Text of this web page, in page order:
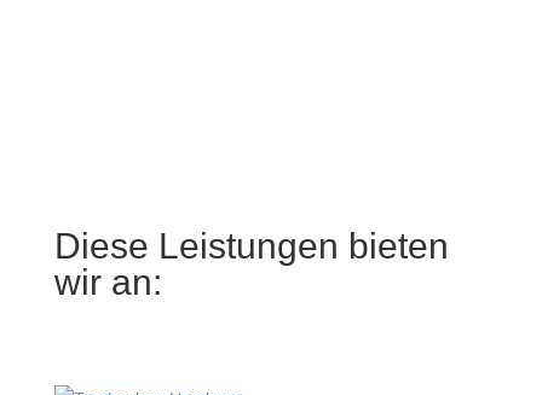
Diese Leistungen bieten
wir an: